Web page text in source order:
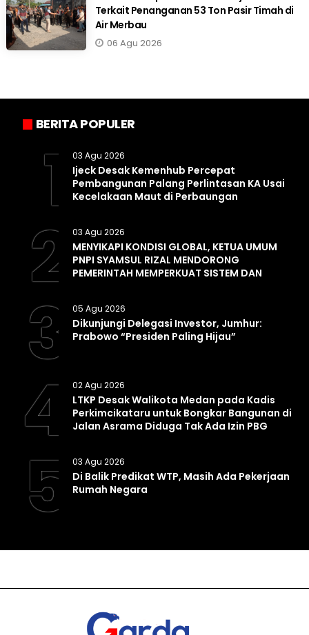
Terkait Penanganan 53 Ton Pasir Timah di
Air Merbau
06 Agu 2026
BERITA POPULER
1 03 Agu 2026
Ijeck Desak Kemenhub Percepat
Pembangunan Palang Perlintasan KA Usai
Kecelakaan Maut di Perbaungan
2 03 Agu 2026
MENYIKAPI KONDISI GLOBAL, KETUA UMUM
PNPI SYAMSUL RIZAL MENDORONG
PEMERINTAH MEMPERKUAT SISTEM DAN
3 05 Agu 2026
Dikunjungi Delegasi Investor, Jumhur:
Prabowo “Presiden Paling Hijau”
4 02 Agu 2026
LTKP Desak Walikota Medan pada Kadis
Perkimcikataru untuk Bongkar Bangunan di
Jalan Asrama Diduga Tak Ada Izin PBG
5 03 Agu 2026
Di Balik Predikat WTP, Masih Ada Pekerjaan
Rumah Negara